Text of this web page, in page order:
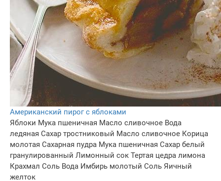
Американский пирог с яблоками
Яблоки Мука пшеничная Масло сливочное Вода
ледяная Сахар тростниковый Масло сливочное Корица
молотая Сахарная пудра Мука пшеничная Сахар белый
гранулированный Лимонный сок Тертая цедра лимона
Крахмал Соль Вода Имбирь молотый Соль Яичный
желток